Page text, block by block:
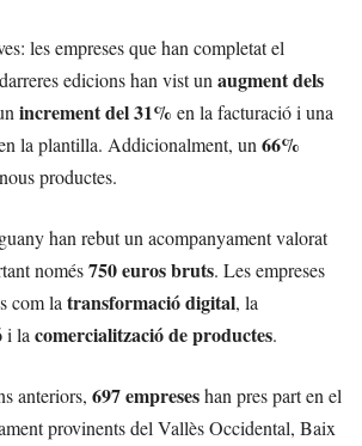
les empreses que han completat el
edicions han vist un augment dels
increment del 31% en la facturació i una
la plantilla. Addicionalment, un 66%
productes.
han rebut un acompanyament valorat
només750 euros bruts. Les empreses
com la transformació digital, la
i la comercialització de productes.
anteriors, 697 empreseshan pres part en el
provinents del Vallès Occidental, Baix